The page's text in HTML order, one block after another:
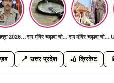
कांवड़ यात्रा 2026: पहली बार AI कैमरों और ड्रोन से निगरानी, DGP ने दिया 'जीरो इंसीडेंट, जीरो एक्सीडेंट' का लक्ष्य राम मंदिर चढ़ावा चोरी मामला: SIT जांच में सामने आई बड़ी मनी ट्रेल, जल्द खुलेगा रहस्य से पर्दा राम मंदिर चढ़ावा चोरी मामला: SIT जांच में सामने आई बड़ी मनी ट्रेल, जल्द खुलेगा रहस्य से पर्दा
📍 उत्तर प्रदेश 🏏 क्रिकेट